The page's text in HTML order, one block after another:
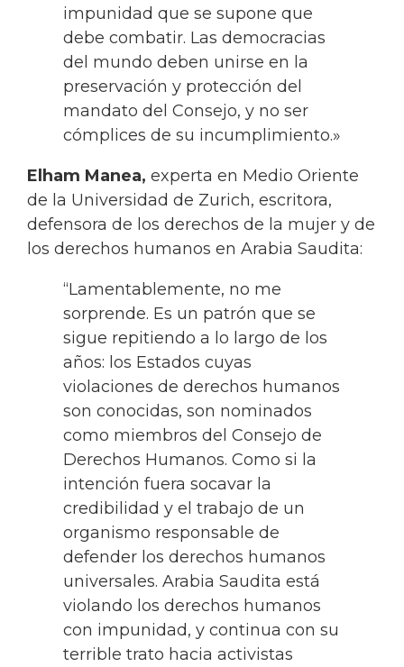
impunidad que se supone que
debe combatir. Las democracias
del mundo deben unirse en la
preservación y protección del
mandato del Consejo, y no ser
cómplices de su incumplimiento.»
Elham Manea, experta en Medio Oriente
de la Universidad de Zurich, escritora,
defensora de los derechos de la mujer y de
los derechos humanos en Arabia Saudita:
“Lamentablemente, no me
sorprende. Es un patrón que se
sigue repitiendo a lo largo de los
años: los Estados cuyas
violaciones de derechos humanos
son conocidas, son nominados
como miembros del Consejo de
Derechos Humanos. Como si la
intención fuera socavar la
credibilidad y el trabajo de un
organismo responsable de
defender los derechos humanos
universales. Arabia Saudita está
violando los derechos humanos
con impunidad, y continua con su
terrible trato hacia activistas